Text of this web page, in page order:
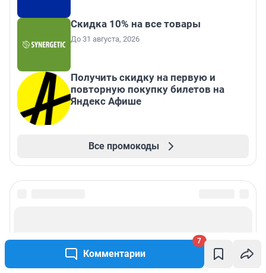
Комментарии
7
Скидка 10% на все товары
До 31 августа, 2026
Получить скидку на первую и
повторную покупку билетов на
Яндекс Афише
Все промокоды